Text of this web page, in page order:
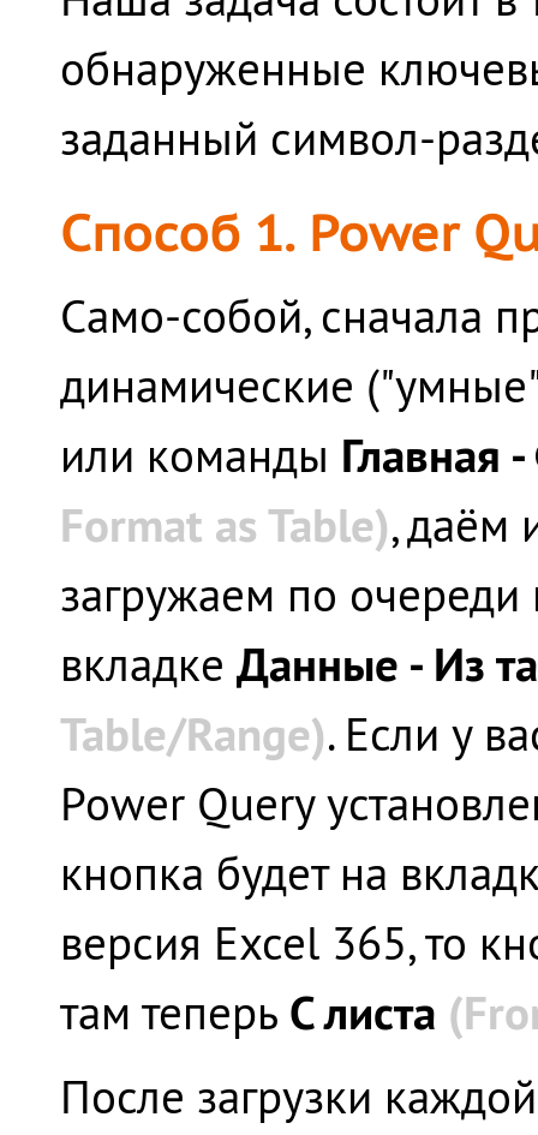
обнаруженные
заданный символ-
Способ 1. Power
Само-собой, сначала
динамические
или команды Главная
Format as Table), даём
загружаем по очереди
вкладке Данные - Из
Table/Range). Если у
Power Query
кнопка будет на
версия Excel 365, то
там теперь С листа
После загрузки